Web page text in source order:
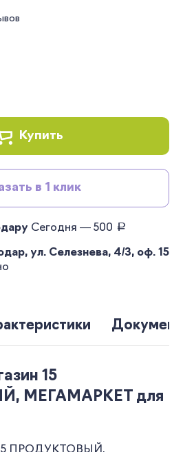
Купить
в 1 клик
Сегодня — 500 руб.
ул. Селезнева, 4/3, оф. 15
15
МЕГАМАРКЕТ для